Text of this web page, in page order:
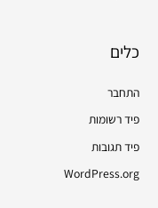
כלים
התחבר
פיד רשומות
פיד תגובות
WordPress.org